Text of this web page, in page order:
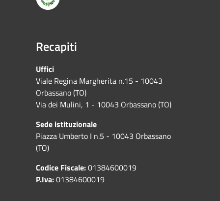
Recapiti
Uffici
Viale Regina Margherita n.15 - 10043
Orbassano (TO)
Via dei Mulini, 1 - 10043 Orbassano (TO)
Sede istituzionale
Piazza Umberto I n.5 - 10043 Orbassano
(TO)
Codice Fiscale:01384600019
P.Iva:01384600019